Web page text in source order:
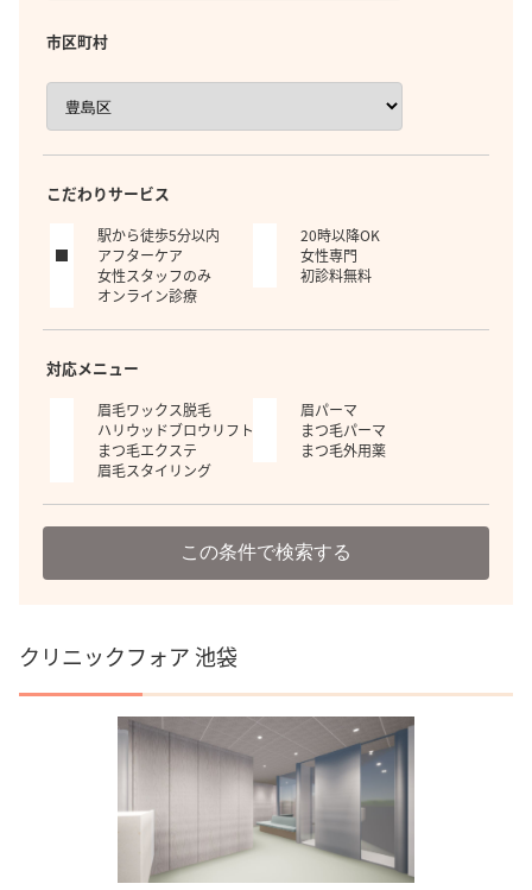
市区町村
こだわりサービス
駅から徒歩5分以内
20時以降OK
アフターケア
女性専門
女性スタッフのみ
初診料無料
オンライン診療
対応メニュー
眉毛ワックス脱毛
眉パーマ
ハリウッドブロウリフト
まつ毛パーマ
まつ毛エクステ
まつ毛外用薬
眉毛スタイリング
この条件で検索する
クリニックフォア 池袋